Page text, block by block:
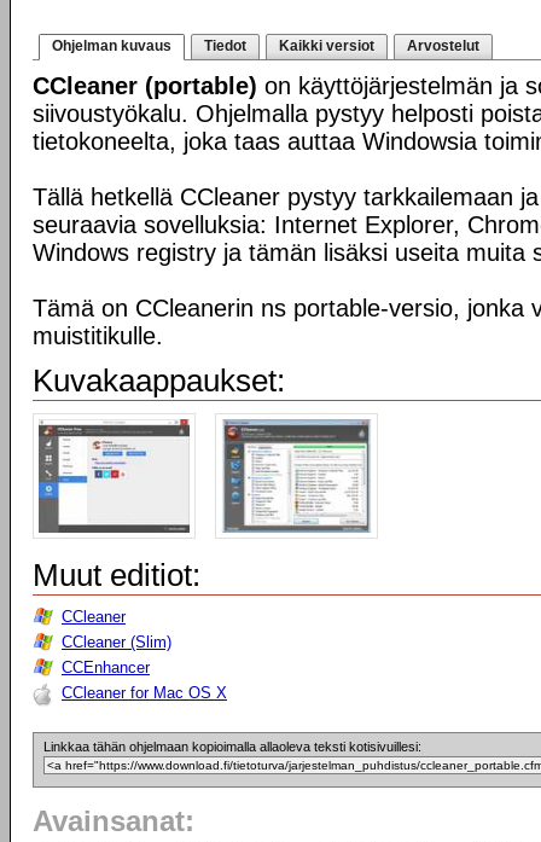
Ohjelman kuvaus Tiedot Kaikki versiot Arvostelut
CCleaner (portable) on käyttöjärjestelmän ja
siivoustyökalu. Ohjelmalla pystyy helposti
tietokoneelta, joka taas auttaa Windowsia
Tällä hetkellä CCleaner pystyy tarkkailemaan
seuraavia sovelluksia: Internet Explorer,
Windows registry ja tämän lisäksi useita muita
Tämä on CCleanerin ns portable-versio, jonka
muistitikulle.
Kuvakaappaukset:
Muut editiot:
CCleaner
CCleaner (Slim)
CCEnhancer
CCleaner for Mac OS X
Linkkaa tähän ohjelmaan kopioimalla allaoleva teksti kotisivuillesi:
Avainsanat: